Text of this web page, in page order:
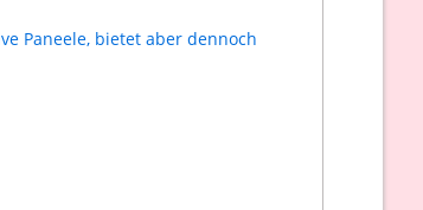
Paneele, bietet aber dennoch